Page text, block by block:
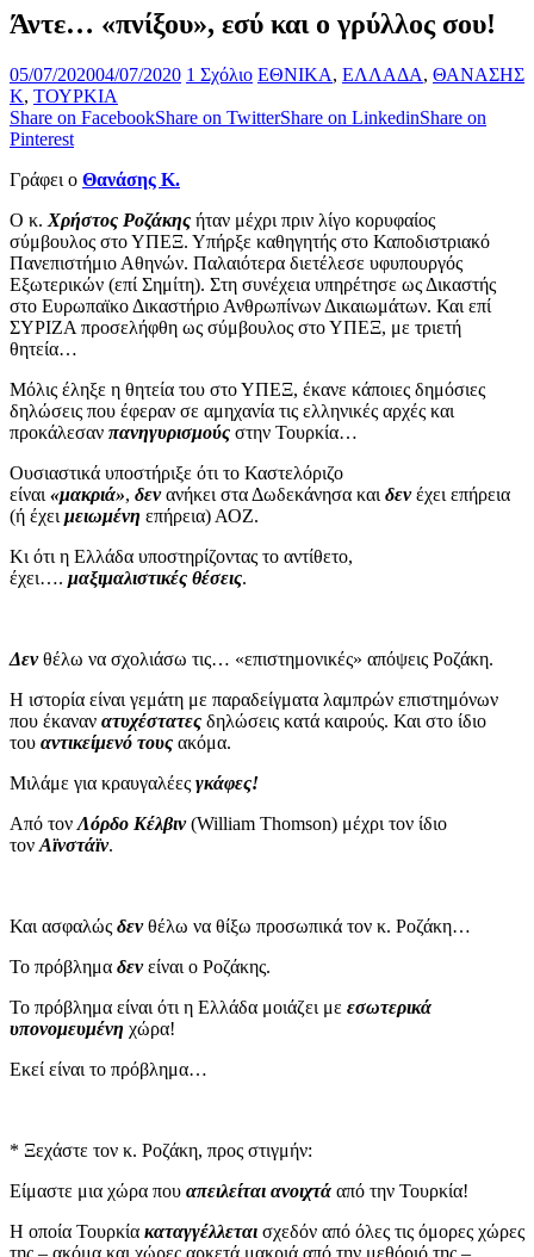
Άντε… «πνίξου», εσύ και ο γρύλλος σου!
05/07/202004/07/2020 1 Σχόλιο ΕΘΝΙΚΑ, ΕΛΛΑΔΑ, ΘΑΝΑΣΗΣ
Κ, ΤΟΥΡΚΙΑ
Share on FacebookShare on TwitterShare on LinkedinShare on
Pinterest
Γράφει ο Θανάσης Κ.
Ο κ. Χρήστος Ροζάκης ήταν μέχρι πριν λίγο κορυφαίος
σύμβουλος στο ΥΠΕΞ. Υπήρξε καθηγητής στο Καποδιστριακό
Πανεπιστήμιο Αθηνών. Παλαιότερα διετέλεσε υφυπουργός
Εξωτερικών (επί Σημίτη). Στη συνέχεια υπηρέτησε ως Δικαστής
στο Ευρωπαϊκο Δικαστήριο Ανθρωπίνων Δικαιωμάτων. Και επί
ΣΥΡΙΖΑ προσελήφθη ως σύμβουλος στο ΥΠΕΞ, με τριετή
θητεία…
Μόλις έληξε η θητεία του στο ΥΠΕΞ, έκανε κάποιες δημόσιες
δηλώσεις που έφεραν σε αμηχανία τις ελληνικές αρχές και
προκάλεσαν πανηγυρισμούς στην Τουρκία…
Ουσιαστικά υποστήριξε ότι το Καστελόριζο
είναι «μακριά», δενανήκει στα Δωδεκάνησα και δενέχει επήρεια
(ή έχει μειωμένη επήρεια) ΑΟΖ.
Κι ότι η Ελλάδα υποστηρίζοντας το αντίθετο,
έχει…. μαξιμαλιστικές θέσεις.
Δενθέλω να σχολιάσω τις… «επιστημονικές» απόψεις Ροζάκη.
Η ιστορία είναι γεμάτη με παραδείγματα λαμπρών επιστημόνων
που έκαναν ατυχέστατες δηλώσεις κατά καιρούς. Και στο ίδιο
του αντικείμενό τους ακόμα.
Μιλάμε για κραυγαλέες γκάφες!
Από τον Λόρδο Κέλβιν(William Thomson) μέχρι τον ίδιο
τον Αϊνστάϊν.
Και ασφαλώς δενθέλω να θίξω προσωπικά τον κ. Ροζάκη…
Το πρόβλημα δενείναι ο Ροζάκης.
Το πρόβλημα είναι ότι η Ελλάδα μοιάζει με εσωτερικά
υπονομευμένη χώρα!
Εκεί είναι το πρόβλημα…
* Ξεχάστε τον κ. Ροζάκη, προς στιγμήν:
Είμαστε μια χώρα που απειλείται ανοιχτά από την Τουρκία!
Η οποία Τουρκία καταγγέλλεται σχεδόν από όλες τις όμορες χώρες